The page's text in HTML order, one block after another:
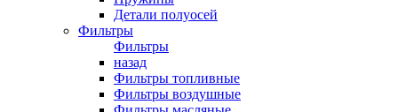
Детали полуосей
Фильтры
Фильтры
назад
Фильтры топливные
Фильтры воздушные